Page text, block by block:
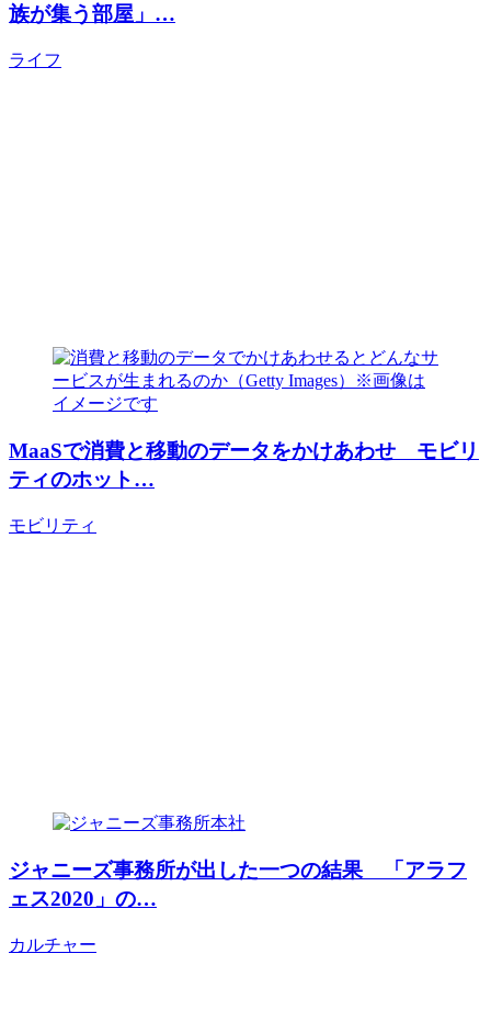
族が集う部屋」…
ライフ
MaaSで消費と移動のデータをかけあわせ モビリ
ティのホット…
モビリティ
ジャニーズ事務所が出した一つの結果 「アラフ
ェス2020」の…
カルチャー